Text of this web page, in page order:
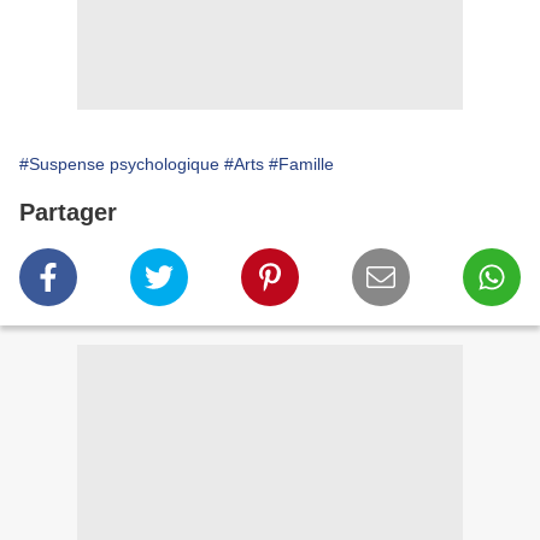
#Suspense psychologique #Arts #Famille
Partager